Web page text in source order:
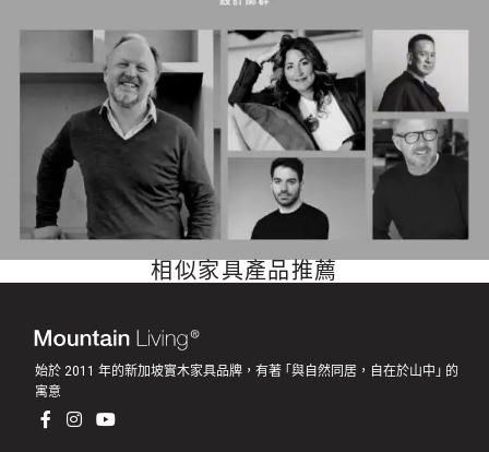
相似家具產品推薦
始於 2011 年的新加坡實木家具品牌，有著 ｢與自然同居，自在於山中｣ 的
寓意